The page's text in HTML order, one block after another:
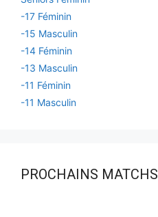
-17 Féminin
-15 Masculin
-14 Féminin
-13 Masculin
-11 Féminin
-11 Masculin
PROCHAINS MATCHS